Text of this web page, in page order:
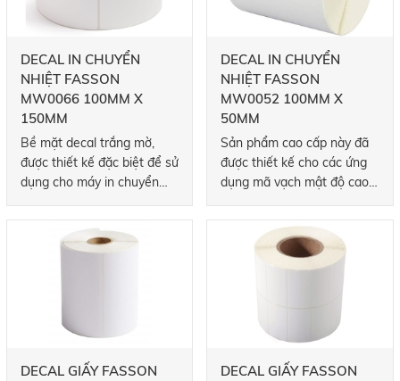
DECAL IN CHUYỂN
NHIỆT FASSON
MW0066 100MM X
150MM
Bề mặt decal trắng mờ,
được thiết kế đặc biệt để sử
dụng cho máy in chuyển
đến cao.
DECAL IN CHUYỂN
NHIỆT FASSON
MW0052 100MM X
50MM
Sản phẩm cao cấp này đã
được thiết kế cho các ứng
dụng mã vạch mật độ cao.
truyền nhiệt cao và khả
năng chống nhòe ở các
máy in tốc độ chậm đến tốc
DECAL GIẤY FASSON
DECAL GIẤY FASSON